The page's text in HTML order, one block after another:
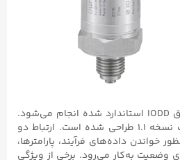
دسترسی به داده‌ ها از طریق IODD استاندارد شده انجام می‌شود.
IO-Link مطابق با مشخصات نسخه ۱.۱ طراحی شده است. ارتباط دو
خواندن داده‌های فرآیند، پارامترها،
وضعیت به‌کار می‌رود. برخی از ویژگی